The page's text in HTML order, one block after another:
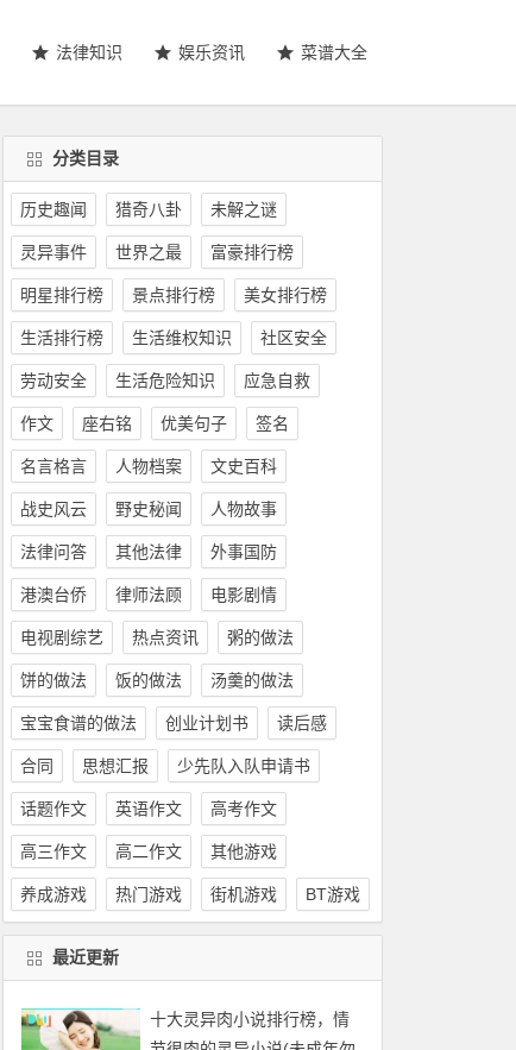
法律知识 娱乐资讯 菜谱大全
分类目录
历史趣闻 猎奇八卦 未解之谜
灵异事件 世界之最 富豪排行榜
明星排行榜 景点排行榜 美女排行榜
生活排行榜 生活维权知识 社区安全
劳动安全 生活危险知识 应急自救
作文 座右铭 优美句子 签名
名言格言 人物档案 文史百科
战史风云 野史秘闻 人物故事
法律问答 其他法律 外事国防
港澳台侨 律师法顾 电影剧情
电视剧综艺 热点资讯 粥的做法
饼的做法 饭的做法 汤羹的做法
宝宝食谱的做法 创业计划书 读后感
合同 思想汇报 少先队入队申请书
话题作文 英语作文 高考作文
高三作文 高二作文 其他游戏
养成游戏 热门游戏 街机游戏 BT游戏
最近更新
十大灵异肉小说排行榜，情